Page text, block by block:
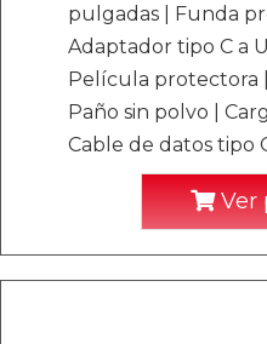
pulgadas | Funda
Adaptador tipo C a
Película protectora
Paño sin polvo |
Cable de datos tipo
Ver